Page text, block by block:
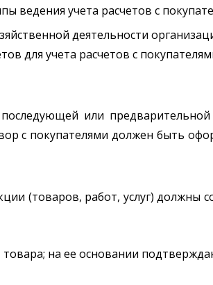
ведения учета расчетов с
деятельности
для учета расчетов с
или
с покупателями должен быть
(товаров, работ, услуг) должны
на ее основании